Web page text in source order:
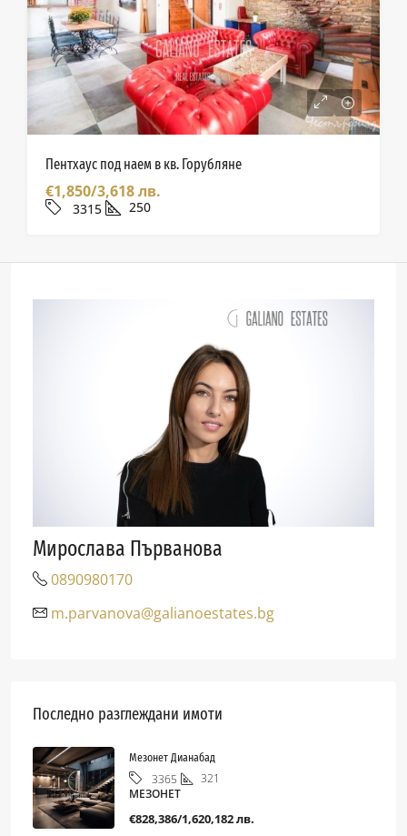
Пентхаус под наем в кв. Горубляне
€1,850/3,618 лв.
3315 250
Мирослава Първанова
0890980170
m.parvanova@galianoestates.bg
Последно разглеждани имоти
Мезонет Дианабад
3365
321
МЕЗОНЕТ
€828,386/1,620,182 лв.